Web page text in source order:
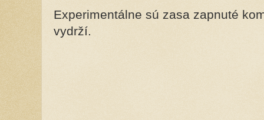
Experimentálne sú zasa zapnuté
vydrží.